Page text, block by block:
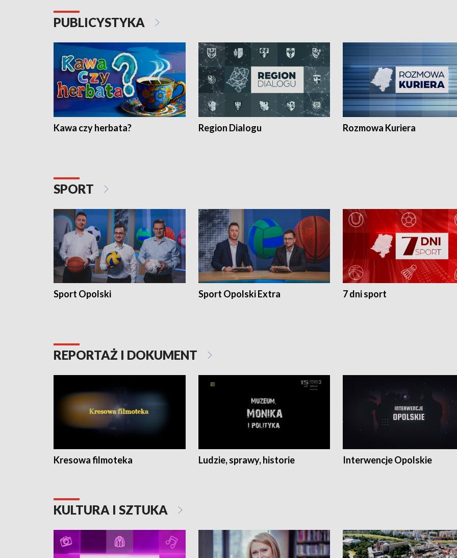
PUBLICYSTYKA
Kawa czy herbata? Region Dialogu Rozmowa Kuriera
SPORT
Sport Opolski Sport Opolski Extra 7 dni sport
REPORTAŻ I DOKUMENT
Kresowa filmoteka Ludzie, sprawy, historie Interwencje Opolskie
KULTURA I SZTUKA